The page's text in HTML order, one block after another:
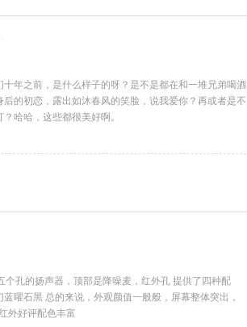
年之前，是什么样子的呀？是不是都在和一堆兄弟喝酒
的初恋，露出如沐春风的笑脸，说我爱你？再或者是不
哈哈，这些都很美好啊。
个孔的扬声器，顶部是降噪麦，红外孔 提供了四种配
曜石黑 总的来说，外观颜值一般般，屏幕整体突出，
外好评配色丰富